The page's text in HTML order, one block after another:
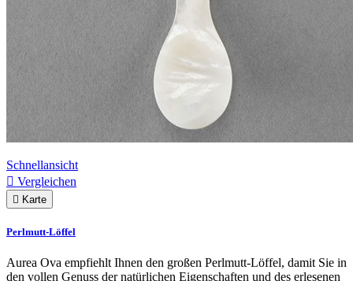
Schnellansicht
 Vergleichen
 Karte
Perlmutt-Löffel
Aurea Ova empfiehlt Ihnen den großen Perlmutt-Löffel, damit Sie in
den vollen Genuss der natürlichen Eigenschaften und des erlesenen